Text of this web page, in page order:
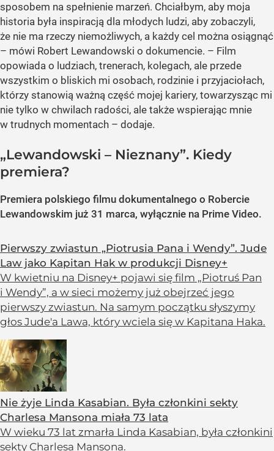
sposobem na spełnienie marzeń. Chciałbym, aby moja
historia była inspiracją dla młodych ludzi, aby zobaczyli,
że nie ma rzeczy niemożliwych, a każdy cel można osiągnąć
– mówi Robert Lewandowski o dokumencie. – Film
opowiada o ludziach, trenerach, kolegach, ale przede
wszystkim o bliskich mi osobach, rodzinie i przyjaciołach,
którzy stanowią ważną część mojej kariery, towarzysząc mi
nie tylko w chwilach radości, ale także wspierając mnie
w trudnych momentach – dodaje.
„Lewandowski – Nieznany”. Kiedy
premiera?
Premiera polskiego filmu dokumentalnego o Robercie
Lewandowskim już 31 marca, wyłącznie na Prime Video.
Pierwszy zwiastun „Piotrusia Pana i Wendy”. Jude
Law jako Kapitan Hak w produkcji Disney+
W kwietniu na Disney+ pojawi się film „Piotruś Pan
i Wendy”, a w sieci możemy już obejrzeć jego
pierwszy zwiastun. Na samym początku słyszymy
głos Jude'a Lawa, który wciela się w Kapitana Haka.
Nie żyje Linda Kasabian. Była członkini sekty
Charlesa Mansona miała 73 lata
W wieku 73 lat zmarła Linda Kasabian, była członkini
sekty Charlesa Mansona.